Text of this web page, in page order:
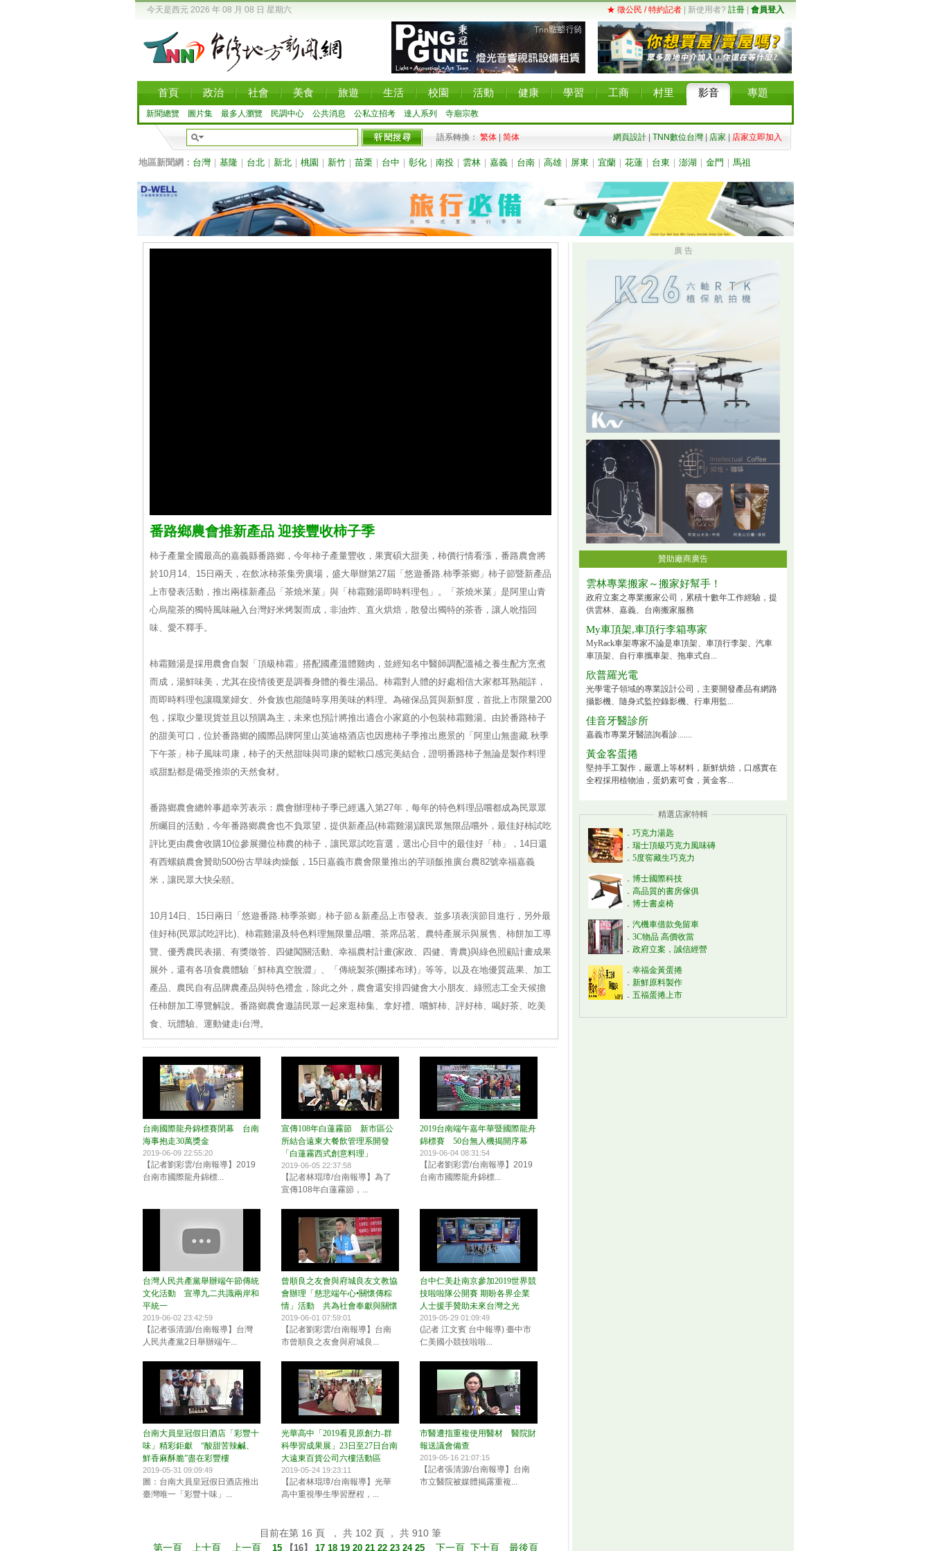
今天是西元 2026 年 08 月 08 日 星期六 ★ 徵公民 / 特約記者 | 新使用者? 註冊 會員登入
首頁 政治 社會 美食 旅遊 生活 校園 活動 健康 學習 工商 村里 影音 專題
新聞總覽 圖片集 最多人瀏覽 民調中心 公共消息 公私立招考 達人系列 寺廟宗教
語系轉換： 繁体 简体 網頁設計 TNN數位台灣 店家 店家立即加入
地區新聞網： 台灣｜ 基隆｜ 台北｜ 新北｜ 桃園 新竹｜ 苗栗｜ 台中 彰化｜ 南投｜ 雲林｜ 嘉義｜ 台南｜ 高雄｜ 屏東 宜蘭｜ 花蓮｜ 台東 澎湖 金門 馬祖
番路鄉農會推新產品 迎接豐收柿子季
柿子產量全國最高的嘉義縣番路鄉，今年柿子產量豐收，果實碩大甜美，柿價行情看漲，番路農會將
於10月14、15日兩天，在飲冰柿茶集旁廣場，盛大舉辦第27屆「悠遊番路.柿季茶鄉」柿子節暨新產品
上市發表活動，推出兩樣新產品「茶燒米菓」與「柿霜雞湯即時料理包」。「茶燒米菓」是阿里山青
心烏龍茶的獨特風味融入台灣好米烤製而成，非油炸、直火烘焙，散發出獨特的茶香，讓人吮指回
味、愛不釋手。
柿霜雞湯是採用農會自製「頂級柿霜」搭配國產溫體雞肉，並經知名中醫師調配溫補之養生配方烹煮
而成，湯鮮味美，尤其在疫情後更是調養身體的養生湯品。柿霜對人體的好處相信大家都耳熟能詳，
而即時料理包讓職業婦女、外食族也能隨時享用美味的料理。為確保品質與新鮮度，首批上市限量200
包，採取少量現貨並且以預購為主，未來也預計將推出適合小家庭的小包裝柿霜雞湯。由於番路柿子
的甜美可口，位於番路鄉的國際品牌阿里山英迪格酒店也因應柿子季推出應景的「阿里山無盡藏.秋季
下午茶」柿子風味司康，柿子的天然甜味與司康的鬆軟口感完美結合，證明番路柿子無論是製作料理
或甜點都是備受推崇的天然食材。
番路鄉農會總幹事趙幸芳表示：農會辦理柿子季已經邁入第27年，每年的特色料理品嚐都成為民眾眾
所矚目的活動，今年番路鄉農會也不負眾望，提供新產品(柿霜雞湯)讓民眾無限品嚐外，最佳好柿試吃
評比更由農會收購10位參展攤位柿農的柿子，讓民眾試吃盲選，選出心目中的最佳好「柿」，14日還
有西螺鎮農會贊助500份古早味肉燥飯，15日嘉義市農會限量推出的芋頭飯推廣台農82號幸福嘉義
米，讓民眾大快朵頤。
10月14日、15日兩日「悠遊番路.柿季茶鄉」柿子節＆新產品上市發表。並多項表演節目進行，另外最
佳好柿(民眾試吃評比)、柿霜雞湯及特色料理無限量品嚐、茶席品茗、農特產展示與展售、柿餅加工導
覽、優秀農民表揚、有獎徵答、四健闖關活動、幸福農村計畫(家政、四健、青農)與綠色照顧計畫成果
展外，還有各項食農體驗「鮮柿真空脫澀」、「傳統製茶(團揉布球)」等等。以及在地優質蔬果、加工
產品、農民自有品牌農產品與特色禮盒，除此之外，農會還安排四健會大小朋友、綠照志工全天候擔
任柿餅加工導覽解說。番路鄉農會邀請民眾一起來逛柿集、拿好禮、嚐鮮柿、評好柿、喝好茶、吃美
食、玩體驗、運動健走i台灣。
台南國際龍舟錦標賽閉幕 台南
海事抱走30萬獎金
2019-06-09 22:55:20
【記者劉彩雲/台南報導】2019
台南市國際龍舟錦標...
宣傳108年白蓮霧節 新市區公
所結合遠東大餐飲管理系開發
「白蓮霧西式創意料理」
2019-06-05 22:37:58
【記者林琨璋/台南報導】為了
宣傳108年白蓮霧節，...
2019台南端午嘉年華暨國際龍舟
錦標賽 50台無人機揭開序幕
2019-06-04 08:31:54
【記者劉彩雲/台南報導】2019
台南市國際龍舟錦標...
台灣人民共產黨舉辦端午節傳統
文化活動 宣導九二共識兩岸和
平統一
2019-06-02 23:42:59
【記者張清源/台南報導】台灣
人民共產黨2日舉辦端午...
曾順良之友會與府城良友文教協
會辦理「慈悲端午心•關懷傳粽
情」活動 共為社會奉獻與關懷
2019-06-01 07:59:01
【記者劉彩雲/台南報導】台南
市曾順良之友會與府城良...
台中仁美赴南京參加2019世界競
技啦啦隊公開賽 期盼各界企業
人士援手贊助未來台灣之光
2019-05-29 01:09:49
(記者 江文賓 台中報導) 臺中市
仁美國小競技啦啦...
台南大員皇冠假日酒店「彩豐十
味」精彩鉅獻 “酸甜苦辣鹹、
鮮香麻酥脆”盡在彩豐樓
2019-05-31 09:09:49
圖：台南大員皇冠假日酒店推出
臺灣唯一「彩豐十味」...
光華高中「2019看見原創力-群
科學習成果展」23日至27日台南
大遠東百貨公司六樓活動區
2019-05-24 19:23:11
【記者林琨璋/台南報導】光華
高中重視學生學習歷程，...
市醫遭指重複使用醫材 醫院財
報送議會備查
2019-05-16 21:07:15
【記者張清源/台南報導】台南
市立醫院被媒體揭露重複...
目前在第 16 頁 ， 共 102 頁 ， 共 910 筆
第一頁
上十頁 上一頁 15 【16】 17 18 19 20 21 22 23 24 25 下一頁 下十頁 最後頁
廣 告
贊助廠商廣告
雲林專業搬家～搬家好幫手！
政府立案之專業搬家公司，累積十數年工作經驗，提
供雲林、嘉義、台南搬家服務
My車頂架,車頂行李箱專家
MyRack車架專家不論是車頂架、車頂行李架、汽車
車頂架、自行車攜車架、拖車式自...
欣普羅光電
光學電子領域的專業設計公司，主要開發產品有網路
攝影機、隨身式監控錄影機、行車用監...
佳音牙醫診所
嘉義市專業牙醫諮詢看診.......
黃金客蛋捲
堅持手工製作，嚴選上等材料，新鮮烘焙，口感實在
全程採用植物油，蛋奶素可食，黃金客...
精選店家特輯
． 巧克力湯匙
． 瑞士頂級巧克力風味磚
． 5度窖藏生巧克力
． 博士國際科技
． 高品質的書房傢俱
． 博士書桌椅
． 汽機車借款免留車
． 3C物品 高價收當
． 政府立案，誠信經營
． 幸福金黃蛋捲
． 新鮮原料製作
． 五福蛋捲上市